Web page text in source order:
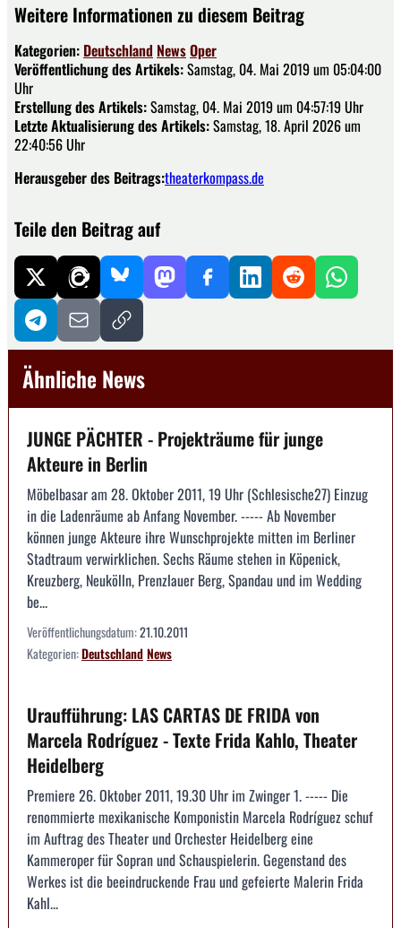
Weitere Informationen zu diesem Beitrag
Kategorien: Deutschland NewsOper
Veröffentlichung des Artikels:Samstag, 04. Mai 2019 um 05:04:00
Uhr
Erstellung des Artikels:Samstag, 04. Mai 2019 um 04:57:19 Uhr
Letzte Aktualisierung des Artikels:Samstag, 18. April 2026 um
22:40:56 Uhr
Herausgeber des Beitrags:theaterkompass.de
Teile den Beitrag auf
Ähnliche News
JUNGE PÄCHTER - Projekträume für junge
Akteure in Berlin
Möbelbasar am 28. Oktober 2011, 19 Uhr (Schlesische27) Einzug
in die Ladenräume ab Anfang November. ----- Ab November
können junge Akteure ihre Wunschprojekte mitten im Berliner
Stadtraum verwirklichen. Sechs Räume stehen in Köpenick,
Kreuzberg, Neukölln, Prenzlauer Berg, Spandau und im Wedding
be...
Veröffentlichungsdatum:21.10.2011
Kategorien:DeutschlandNews
Uraufführung: LAS CARTAS DE FRIDA von
Marcela Rodríguez - Texte Frida Kahlo, Theater
Heidelberg
Premiere 26. Oktober 2011, 19.30 Uhr im Zwinger 1. ----- Die
renommierte mexikanische Komponistin Marcela Rodríguez schuf
im Auftrag des Theater und Orchester Heidelberg eine
Kammeroper für Sopran und Schauspielerin. Gegenstand des
Werkes ist die beeindruckende Frau und gefeierte Malerin Frida
Kahl...